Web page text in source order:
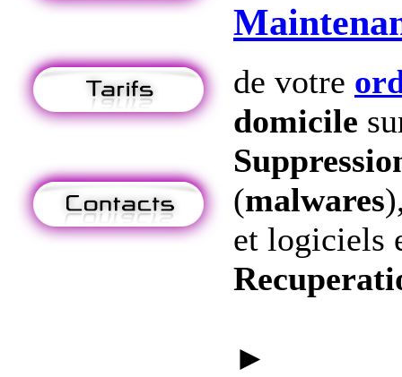
de votre
domicile
(malwares
et logiciels
►